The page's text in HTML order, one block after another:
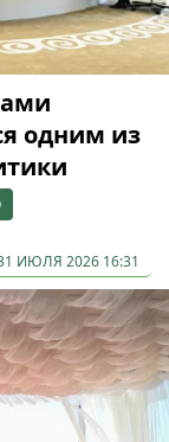
одним из
ИЮЛЯ 2026 16:31